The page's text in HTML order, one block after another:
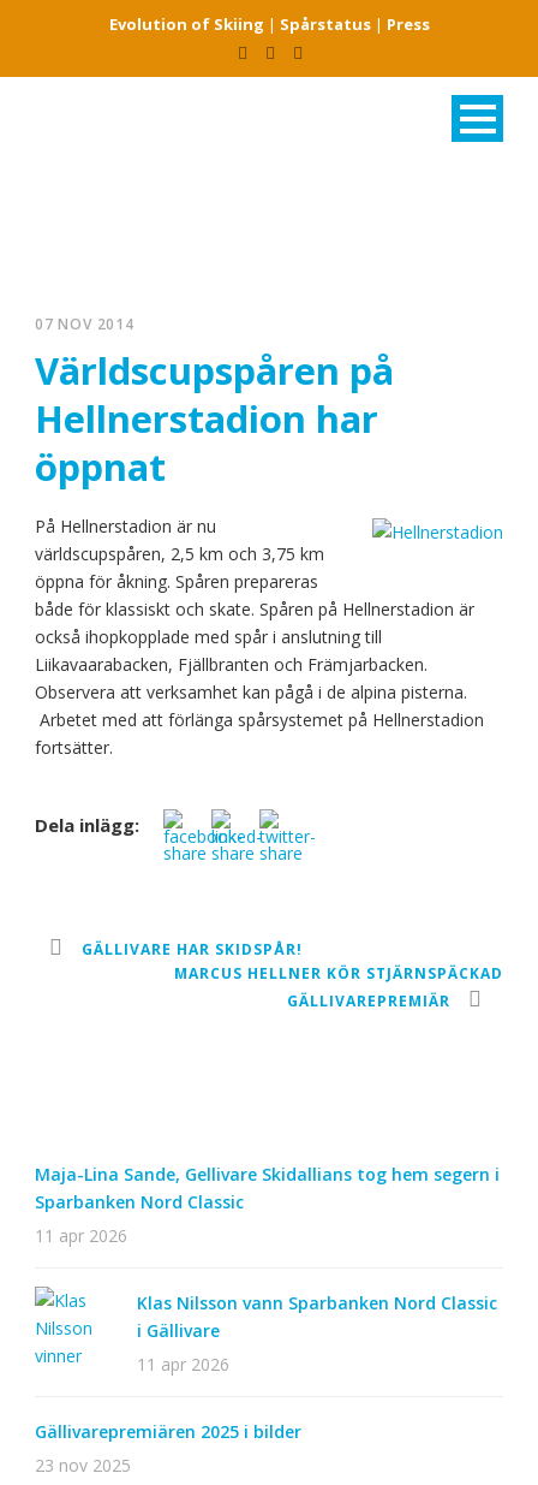
Evolution of Skiing | Spårstatus| Press
07 NOV 2014
Världscupspåren på
Hellnerstadion har
öppnat
På Hellnerstadion är nu
världscupspåren, 2,5 km och 3,75 km
öppna för åkning. Spåren prepareras
både för klassiskt och skate. Spåren på Hellnerstadion är
också ihopkopplade med spår i anslutning till
Liikavaarabacken, Fjällbranten och Främjarbacken.
Observera att verksamhet kan pågå i de alpina pisterna.
Arbetet med att förlänga spårsystemet på Hellnerstadion
fortsätter.
Dela inlägg:
GÄLLIVARE HAR SKIDSPÅR!
MARCUS HELLNER KÖR STJÄRNSPÄCKAD
GÄLLIVAREPREMIÄR
Maja-Lina Sande, Gellivare Skidallians tog hem segern i
Sparbanken Nord Classic
11 apr 2026
Klas Nilsson vann Sparbanken Nord Classic
i Gällivare
11 apr 2026
Gällivarepremiären 2025 i bilder
23 nov 2025